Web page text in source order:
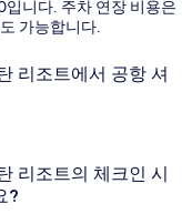
입니다. 주차 연장 비용은
가능합니다.
리조트에서 공항 셔
리조트의 체크인 시
?